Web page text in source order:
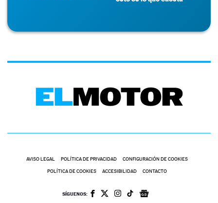
AVISO LEGAL POLÍTICA DE PRIVACIDAD CONFIGURACIÓN DE COOKIES
POLÍTICA DE COOKIES ACCESIBILIDAD CONTACTO
SÍGUENOS: